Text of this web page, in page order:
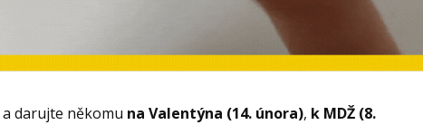
darujte někomu na Valentýna (14. února), k MDŽ (8.